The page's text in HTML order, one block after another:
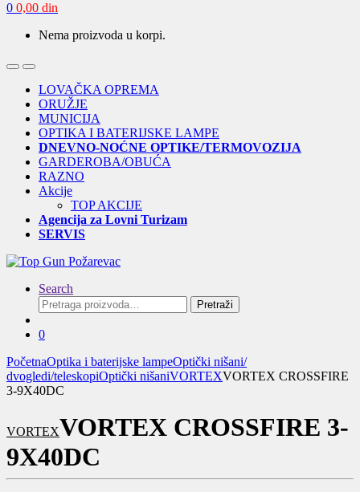
0 0,00 din
Nema proizvoda u korpi.
OpenClose
LOVAČKA OPREMA
ORUŽJE
MUNICIJA
OPTIKA I BATERIJSKE LAMPE
DNEVNO-NOĆNE OPTIKE/TERMOVOZIJA
GARDEROBA/OBUĆA
RAZNO
Akcije
TOP AKCIJE
Agencija za Lovni Turizam
SERVIS
Search
Pretraga
za:
Pretraži
0
PočetnaOptika i baterijske lampeOptički nišani/
dvogledi/teleskopiOptički nišaniVORTEXVORTEX CROSSFIRE
3-9X40DC
VORTEXVORTEX CROSSFIRE 3-
9X40DC